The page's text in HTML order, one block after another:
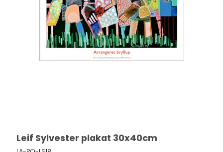
Leif Sylvester plakat 30x40cm